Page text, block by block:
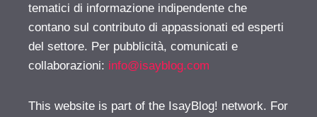
tematici di informazione indipendente che
contano sul contributo di appassionati ed esperti
del settore. Per pubblicità, comunicati e
collaborazioni: info@isayblog.com
This website is part of the IsayBlog! network. For